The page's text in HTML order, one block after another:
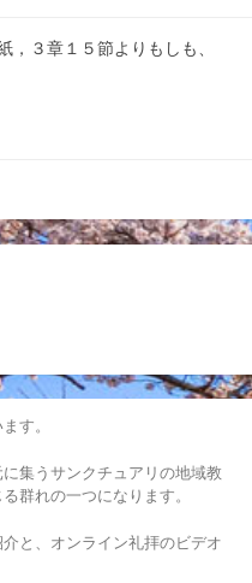
，３章１５節よりもしも、
す。
集うサンクチュアリの地域教
群れの一つになります。
と、オンライン礼拝のビデオ